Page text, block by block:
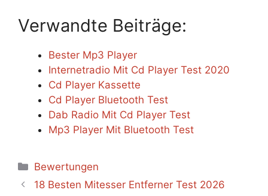
Verwandte Beiträge:
Bester Mp3 Player
Internetradio Mit Cd Player Test 2020
Cd Player Kassette
Cd Player Bluetooth Test
Dab Radio Mit Cd Player Test
Mp3 Player Mit Bluetooth Test
Categories
Bewertungen
18 Besten Mitesser Entferner Test 2026